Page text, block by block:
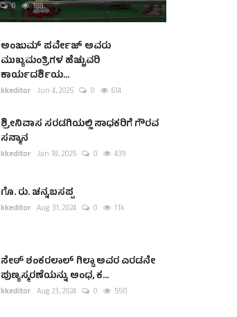
0 188
ಅಂಜುಮ್ ಪರ್ವೇಜ್ ಅವರು
ಮುಖ್ಯಮಂತ್ರಿಗಳ ಹೆಚ್ಚುವರಿ
ಕಾರ್ಯದರ್ಶಿಯ...
kkeditor Jun 4, 2025 0 614
ಶ್ರೀನಿವಾಸ ಸರಡಗಿಯಲ್ಲಿ ಸಾಧಕರಿಗೆ ಗೌರವ
ಸನ್ಮಾನ
kkeditor Jan 18, 2025 0 439
ಗೊ. ರು. ಚನ್ನಬಸಪ್ಪ
kkeditor Aug 31, 2024 0 1.1k
ಸೇಠ್ ಶಂಕರಲಾಲ್ ಗಿಲ್ಡಾ ಅವರ ಎರಡನೇ
ಪುಣ್ಯಸ್ಮರಣೆಯನ್ನು ಅಂಧ, ಕ...
kkeditor Aug 23, 2024 0 550